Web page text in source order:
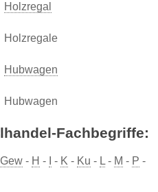
Holzregal
Holzregale
Hubwagen
Hubwagen
Fachbegriffe:
Gew- H - - K - Ku - L- M - P -